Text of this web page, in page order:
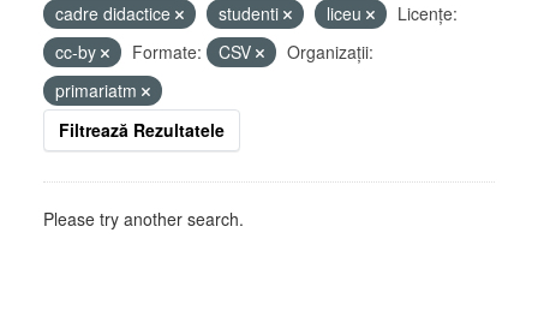
cadre didactice
studenti liceu
Licenţe:
cc-by
Formate: CSV
Organizații:
primariatm
Filtrează Rezultatele
Please try another search.